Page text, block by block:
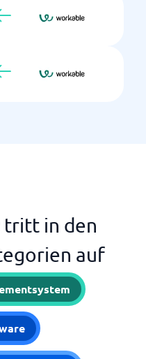
tritt in den
auf